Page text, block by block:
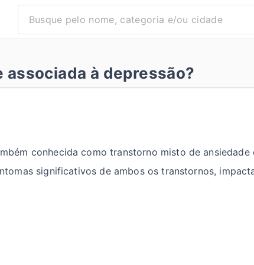
à depressão?
conhecida como transtorno misto de
significativos de ambos os transtornos,